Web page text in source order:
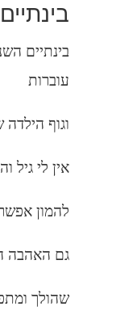
בינתיים
בינתיים
עוברות
וגוף
אין לי גיל
להמון
גם האהבה
שהולך